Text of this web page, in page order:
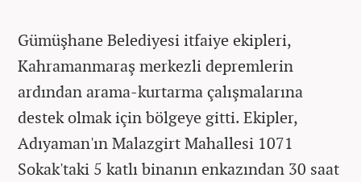
Gümüşhane Belediyesi itfaiye ekipleri,
Kahramanmaraş merkezli depremlerin
ardından arama-kurtarma çalışmalarına
destek olmak için bölgeye gitti. Ekipler,
Adıyaman'ın Malazgirt Mahallesi 1071
Sokak'taki 5 katlı binanın enkazından 30 saat